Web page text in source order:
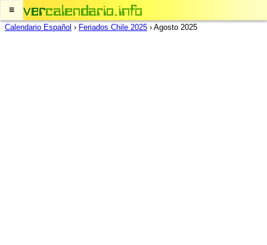
≡
Calendario Español › Feriados Chile 2025 › Agosto 2025